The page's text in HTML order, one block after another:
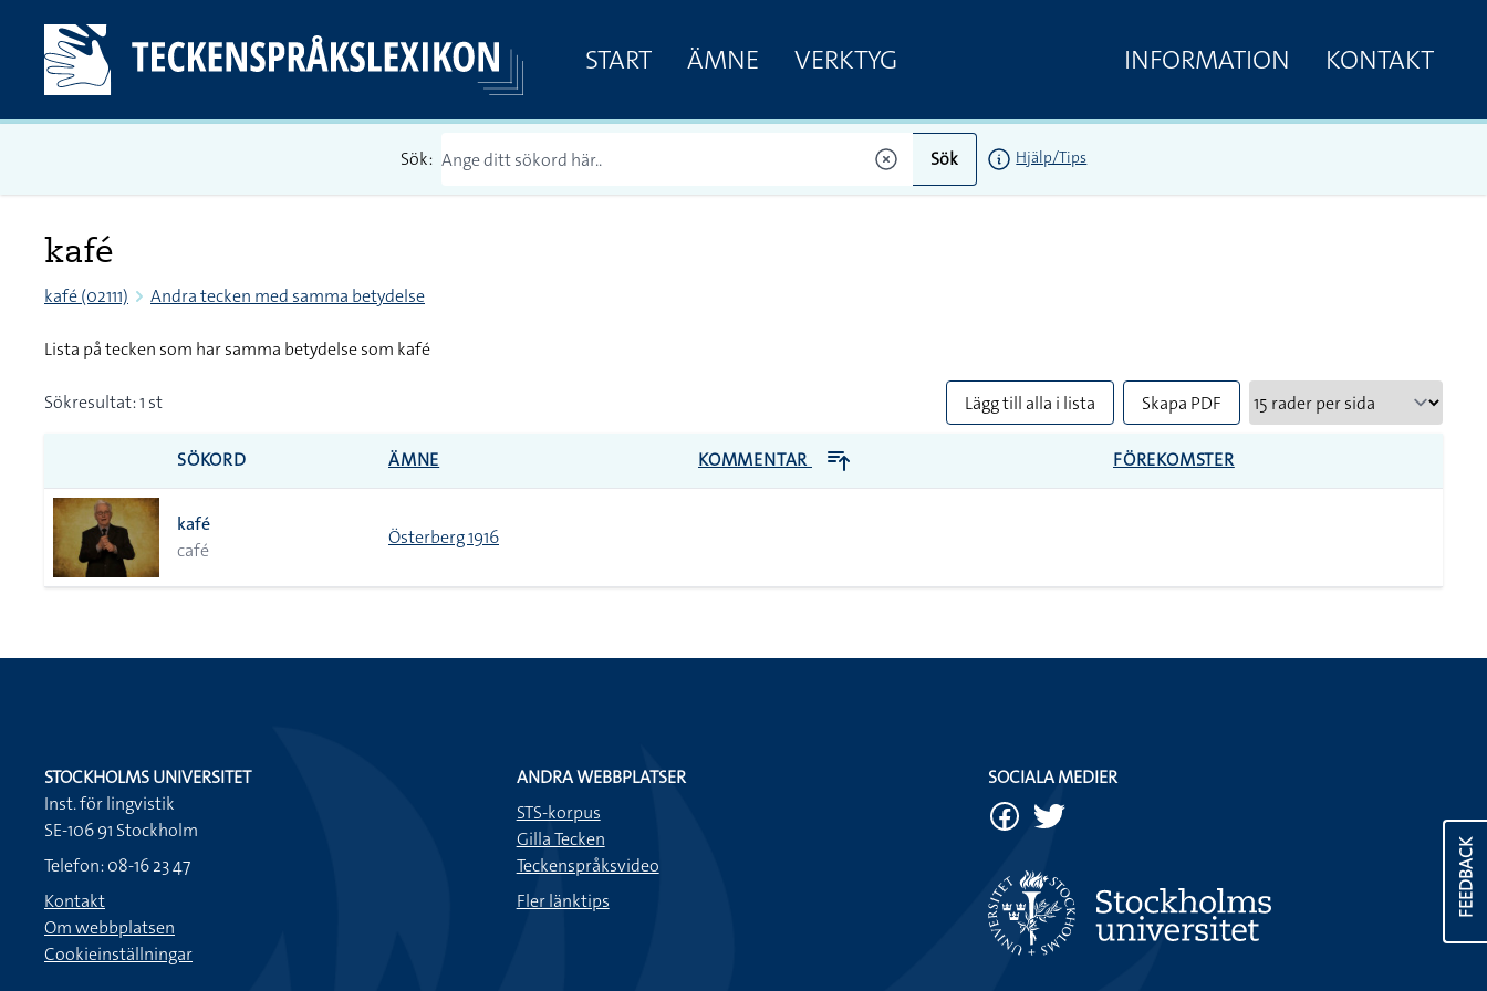
START ÄMNE VERKTYG INFORMATION KONTAKT
Sök: Sök Hjälp/Tips
kafé
kafé (02111) Andra tecken med samma betydelse
Lista på tecken som har samma betydelse som kafé
Sökresultat: 1 st Lägg till alla i lista Skapa PDF
SÖKORD ÄMNE KOMMENTAR FÖREKOMSTER
kafé
café
Österberg 1916
FEEDBACK
STOCKHOLMS UNIVERSITET
Inst. för lingvistik
SE-106 91 Stockholm
Telefon: 08-16 23 47
Kontakt
Om webbplatsen
Cookieinställningar
ANDRA WEBBPLATSER
STS-korpus
Gilla Tecken
Teckenspråksvideo
Fler länktips
SOCIALA MEDIER